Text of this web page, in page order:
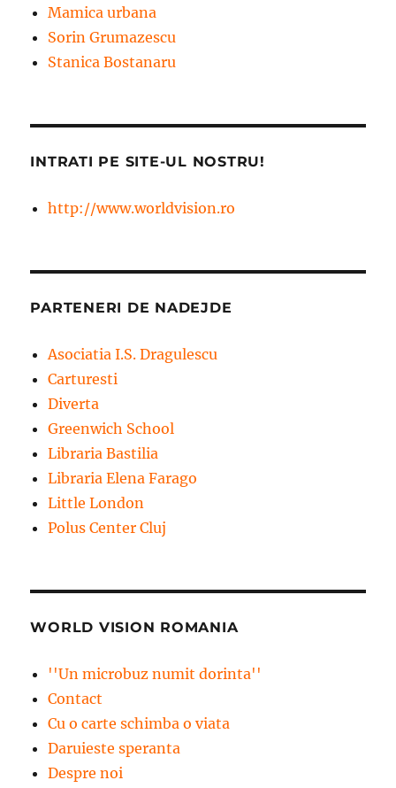
Mamica urbana
Sorin Grumazescu
Stanica Bostanaru
INTRATI PE SITE-UL NOSTRU!
http://www.worldvision.ro
PARTENERI DE NADEJDE
Asociatia I.S. Dragulescu
Carturesti
Diverta
Greenwich School
Libraria Bastilia
Libraria Elena Farago
Little London
Polus Center Cluj
WORLD VISION ROMANIA
''Un microbuz numit dorinta''
Contact
Cu o carte schimba o viata
Daruieste speranta
Despre noi